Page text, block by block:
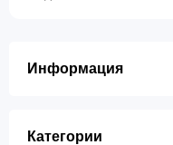
Информация
Категории